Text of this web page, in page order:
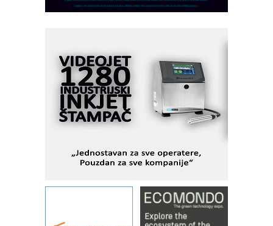
I.SAFE MOBILE revolucioniše
Fleksibilno stezanje i brzo
podešavanje u proizvodnji prototipova
KIP KOP – napredna rešenja za
savremene industrijske i logističke
objekte
Alba d.o.o. – 35 godina preciznosti u
IBeRTIM - oprema za ispitivanje
STAUFF – Komponente koje
povećavaju pouzdanost hidrauličkih